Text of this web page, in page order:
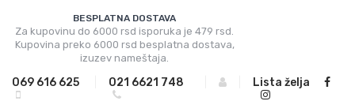
BESPLATNA DOSTAVA
Za kupovinu do 6000 rsd isporuka je 479 rsd.
Kupovina preko 6000 rsd besplatna dostava,
izuzev nameštaja.
069 616 625 021 6621 748 Lista želja